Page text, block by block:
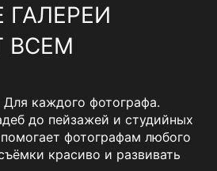
ВСЕМ
каждого фотографа.
до пейзажей и студийных
фотографам любого
красиво и развивать